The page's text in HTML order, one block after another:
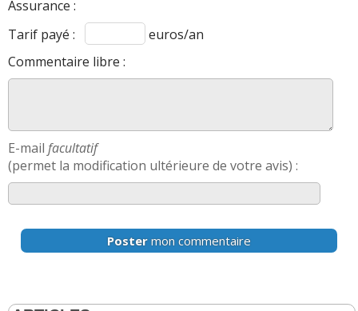
Assurance :
Tarif payé :
euros/an
Commentaire libre :
E-mail facultatif
(permet la modification ultérieure de votre avis) :
Poster mon commentaire